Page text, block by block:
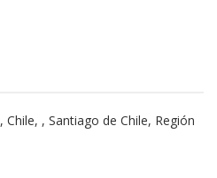
, Santiago de Chile, Región